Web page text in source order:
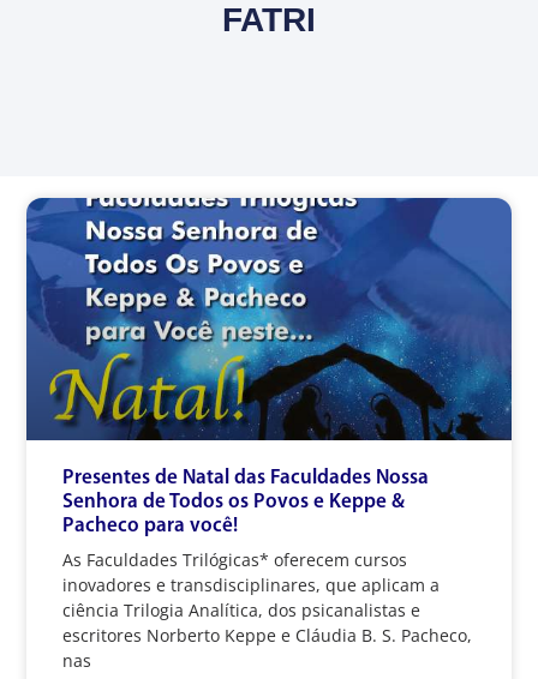
FATRI
Presentes de Natal das Faculdades Nossa
Senhora de Todos os Povos e Keppe &
Pacheco para você!
As Faculdades Trilógicas* oferecem cursos
inovadores e transdisciplinares, que aplicam a
ciência Trilogia Analítica, dos psicanalistas e
escritores Norberto Keppe e Cláudia B. S. Pacheco,
nas